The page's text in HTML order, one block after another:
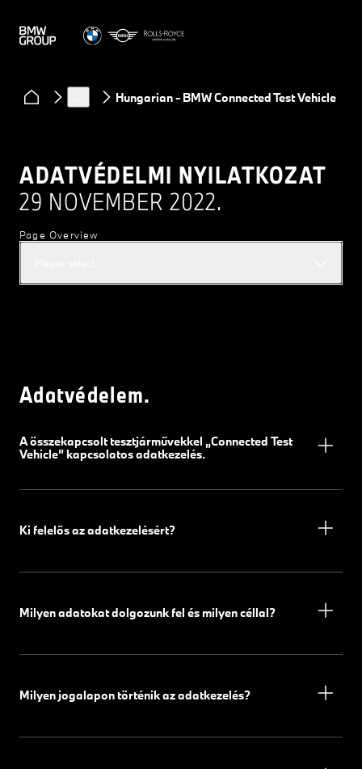
Regulations
Connected Test Vehicle
Hungarian - BMW Connected Test Vehicle
ADATVÉDELMI NYILATKOZAT
29 NOVEMBER 2022.
Page Overview
Adatvédelem.
A összekapcsolt tesztjárművekkel „Connected Test
Vehicle” kapcsolatos adatkezelés.
Ki felelős az adatkezelésért?
Milyen adatokat dolgozunk fel és milyen céllal?
Milyen jogalapon történik az adatkezelés?